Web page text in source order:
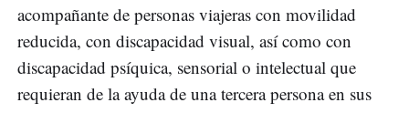
acompañante de personas viajeras con movilidad
reducida, con discapacidad visual, así como con
discapacidad psíquica, sensorial o intelectual que
requieran de la ayuda de una tercera persona en sus